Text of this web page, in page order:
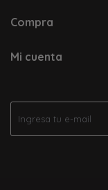
Compra
Mi cuenta